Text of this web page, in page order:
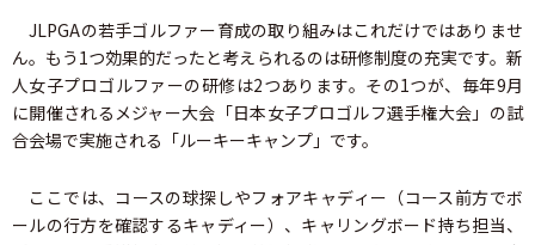
JLPGAの若手ゴルファー育成の取り組みはこれだけではありませ
ん。もう1つ効果的だったと考えられるのは研修制度の充実です。新
人女子プロゴルファーの研修は2つあります。その1つが、毎年9月
に開催されるメジャー大会「日本女子プロゴルフ選手権大会」の試
合会場で実施される「ルーキーキャンプ」です。
ここでは、コースの球探しやフォアキャディー（コース前方でボ
ールの行方を確認するキャディー）、キャリングボード持ち担当、